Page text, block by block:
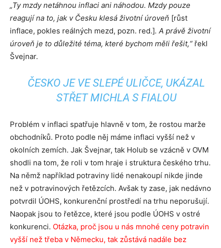
„Ty mzdy netáhnou inflaci ani náhodou. Mzdy pouze
reagují na to, jak v Česku klesá životní úroveň [růst
inflace, pokles reálných mezd, pozn. red.]. A právě životní
úroveň je to důležité téma, které bychom měli řešit,“řekl
Švejnar.
ČESKO JE VE SLEPÉ ULIČCE, UKÁZAL
STŘET MICHLA S FIALOU
Problém v inflaci spatřuje hlavně v tom, že rostou marže
obchodníků. Proto podle něj máme inflaci vyšší než v
okolních zemích. Jak Švejnar, tak Holub se vzácně v OVM
shodli na tom, že roli v tom hraje i struktura českého trhu.
Na němž například potraviny lidé nenakoupí nikde jinde
než v potravinových řetězcích. Avšak ty zase, jak nedávno
potvrdil ÚOHS, konkurenční prostředí na trhu neporušují.
Naopak jsou to řetězce, které jsou podle ÚOHS v ostré
konkurenci. Otázka, proč jsou u nás mnohé ceny potravin
vyšší než třeba v Německu, tak zůstává nadále bez